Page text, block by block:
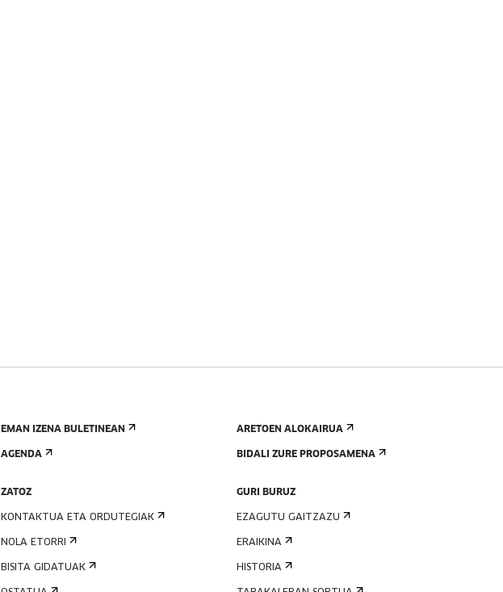
EMAN IZENA BULETINEAN
AGENDA
ZATOZ
KONTAKTUA ETA ORDUTEGIAK
NOLA ETORRI
BISITA GIDATUAK
ARETOEN ALOKAIRUA
BIDALI ZURE PROPOSAMENA
GURI BURUZ
EZAGUTU GAITZAZU
ERAIKINA
HISTORIA